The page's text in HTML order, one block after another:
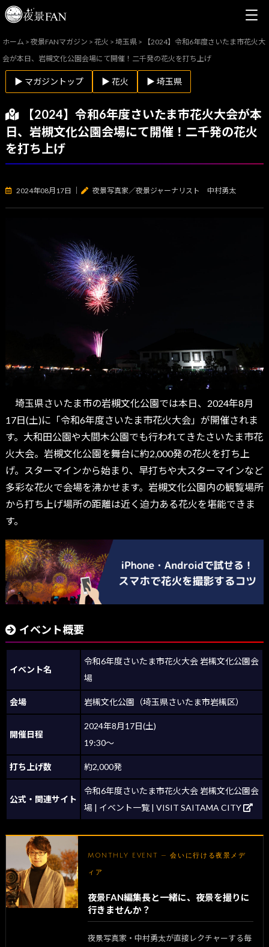
ホーム >夜景FANマガジン >花火 >埼玉県 >
【2024】令和6年度さいたま市花火大
会が本日、岩槻文化公園会場にて開催！二千発の花火を打ち上げ
▶ マガジントップ ▶ 花火 ▶ 埼玉県
【2024】令和6年度さいたま市花火大会が本
日、岩槻文化公園会場にて開催！二千発の花火
を打ち上げ
2024年08月17日 夜景写真家／夜景ジャーナリスト 中村勇太
埼玉県さいたま市の岩槻文化公園では本日、2024年8月
17日(土)に「令和6年度さいたま市花火大会」が開催されま
す。大和田公園や大間木公園でも行われてきたさいたま市花
火大会。岩槻文化公園を舞台に約2,000発の花火を打ち上
げ。スターマインから始まり、早打ちや大スターマインなど
多彩な花火で会場を沸かせます。岩槻文化公園内の観覧場所
から打ち上げ場所の距離は近く迫力ある花火を堪能できま
す。
イベント概要
イベント名
令和6年度さいたま市花火大会 岩槻文化公園会
場
会場 岩槻文化公園（埼玉県さいたま市岩槻区）
開催日程
2024年8月17日(土)
19:30～
打ち上げ数 約2,000発
公式・関連サイト
令和6年度さいたま市花火大会 岩槻文化公園会
場 | イベント一覧 | VISIT SAITAMA CITY
MONTHLY EVENT — 会いに行ける夜景メデ
ィア
夜景FAN編集長と一緒に、夜景を撮りに
行きませんか？
夜景写真家・中村勇太が直接レクチャーする毎